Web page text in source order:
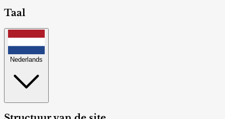
Taal
Nederlands